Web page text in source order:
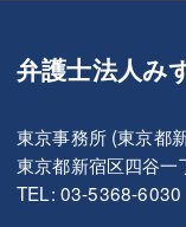
弁護士法人み
東京事務所 (東京都
東京都新宿区四谷
TEL: 03-5368-6030